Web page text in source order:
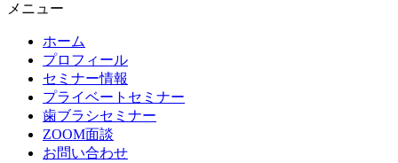
メニュー
ホーム
プロフィール
セミナー情報
プライベートセミナー
歯ブラシセミナー
ZOOM面談
お問い合わせ